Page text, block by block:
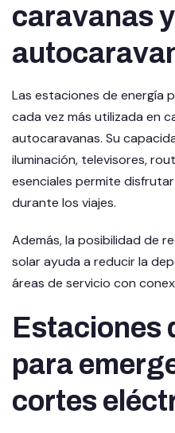
caravanas y
Las estaciones de energía
cada vez más utilizada en
autocaravanas. Su
iluminación, televisores,
esenciales permite
durante los viajes.
Además, la posibilidad de
solar ayuda a reducir la
áreas de servicio con
Estaciones
para
cortes